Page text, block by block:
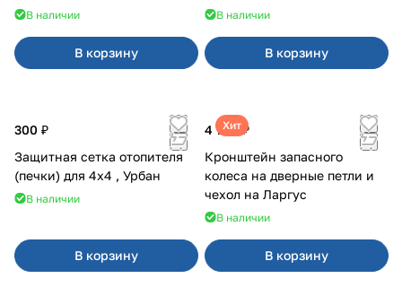
В наличии
В корзину
на 4х4
В наличии
В корзину
300 ₽
Защитная сетка отопителя
(печки) для 4x4 , Урбан
В наличии
В корзину
Хит
4 700 ₽
Кронштейн запасного
колеса на дверные петли и
чехол на Ларгус
В наличии
В корзину